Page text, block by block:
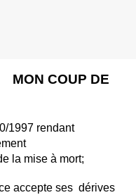
MON COUP DE
1997 rendant
la mise à mort;
accepte ses dérives